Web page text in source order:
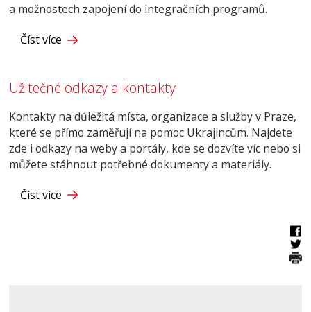
a možnostech zapojení do integračních programů.
Číst více
Užitečné odkazy a kontakty
Kontakty na důležitá místa, organizace a služby v Praze,
které se přímo zaměřují na pomoc Ukrajincům. Najdete
zde i odkazy na weby a portály, kde se dozvíte víc nebo si
můžete stáhnout potřebné dokumenty a materiály.
Číst více